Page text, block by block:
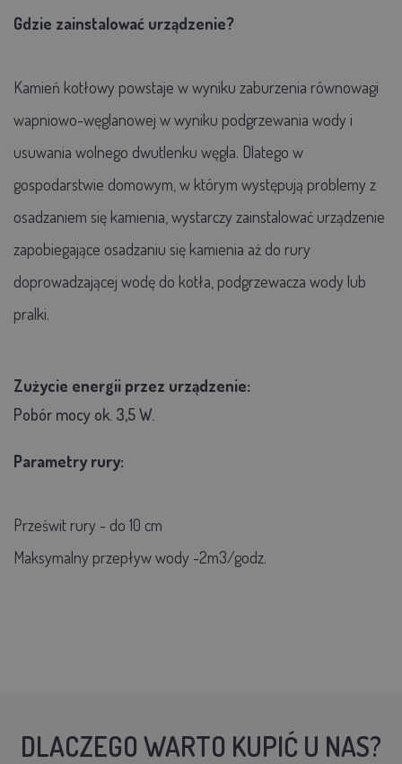
Gdzie zainstalować urządzenie?
Kamień kotłowy powstaje w wyniku zaburzenia równowagi
wapniowo-węglanowej w wyniku podgrzewania wody i
usuwania wolnego dwutlenku węgla. Dlatego w
gospodarstwie domowym, w którym występują problemy z
osadzaniem się kamienia, wystarczy zainstalować urządzenie
zapobiegające osadzaniu się kamienia aż do rury
doprowadzającej wodę do kotła, podgrzewacza wody lub
pralki.
Zużycie energii przez urządzenie:
Pobór mocy ok. 3,5 W.
Parametry rury:
Prześwit rury - do 10 cm
Maksymalny przepływ wody -2m3/godz.
DLACZEGO WARTO KUPIĆ U NAS?